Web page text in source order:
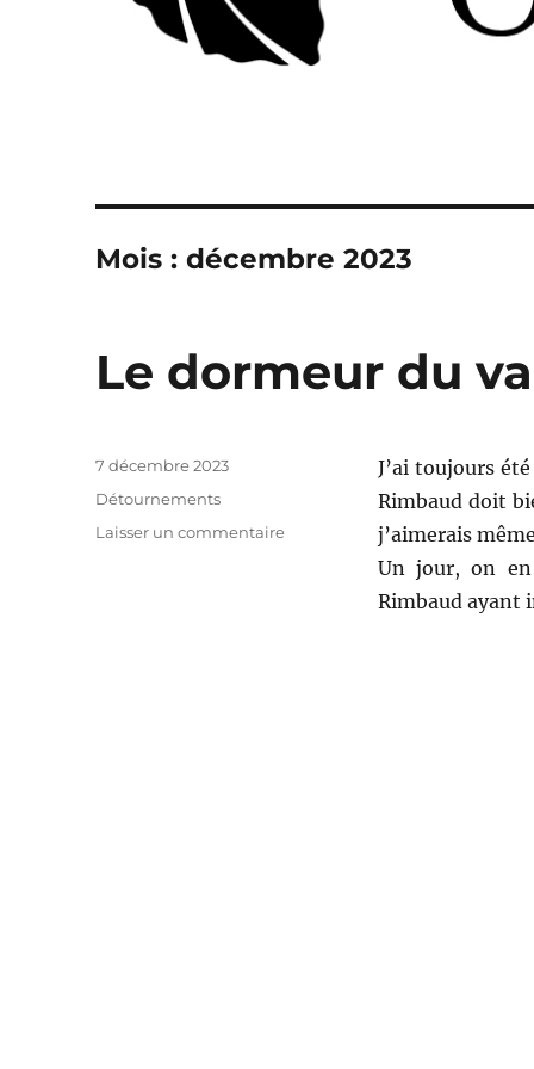
Mois :décembre 2023
Le dormeur du
J’ai toujours
Rimbaud doit
j’aimerais
Un jour, on
Rimbaud ayant
Publié
7 décembre 2023
Catégories
Détournements
Laisser un commentairesur